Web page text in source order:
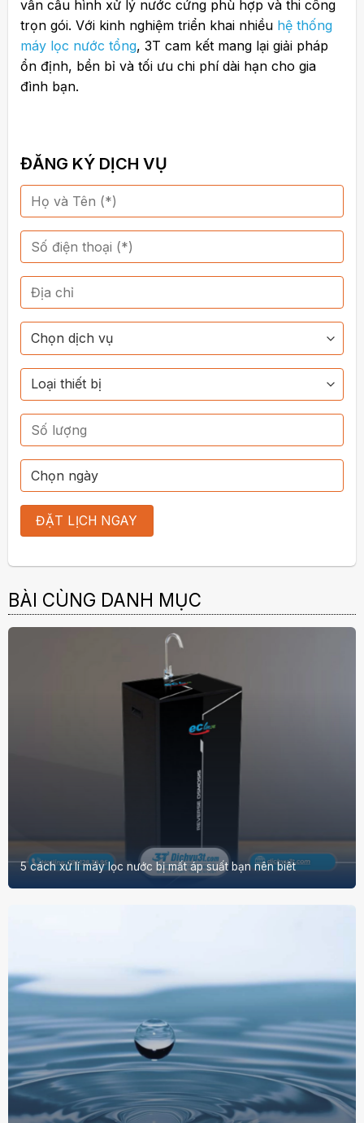
vấn cấu hình xử lý nước cứng phù hợp và thi công
trọn gói. Với kinh nghiệm triển khai nhiều hệ thống
máy lọc nước tổng, 3T cam kết mang lại giải pháp
ổn định, bền bỉ và tối ưu chi phí dài hạn cho gia
đình bạn.
ĐĂNG KÝ DỊCH VỤ
BÀI CÙNG DANH MỤC
5 cách xử lí máy lọc nước bị mất áp suất bạn nên biêt